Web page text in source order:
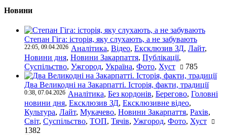
Новини
Степан Гіга: історія, яку слухають, а не забувають
22:05, 09.04.2026 Аналітика, Відео, Ексклюзив ЗД, Лайт,
Новини дня, Новини Закарпаття, Публікації,
Суспільство, Ужгород, Україна, Фото, Хуст 785
Два Великодні на Закарпатті. Історія, факти, традиції
0:38, 07.04.2026 Аналітика, Без кордонів, Берегово, Головні
новини дня, Ексклюзив ЗД, Ексклюзивне відео,
Культура, Лайт, Мукачево, Новини Закарпаття, Рахів,
Світ, Суспільство, ТОП, Тячів, Ужгород, Фото, Хуст
1382